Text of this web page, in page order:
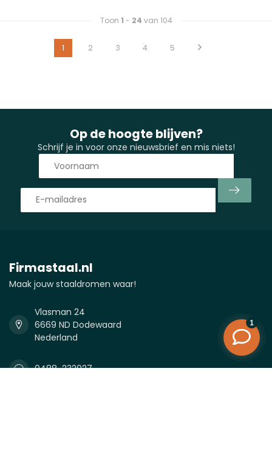
Toon 1 - 24 van 104
1 2 3 4 5
Op de hoogte blijven?
Schrijf je in voor onze nieuwsbrief en mis niets!
Firmastaal.nl
Maak jouw staaldromen waar!
Vlasman 24
6669 ND Dodewaard
Nederland
0488-232027